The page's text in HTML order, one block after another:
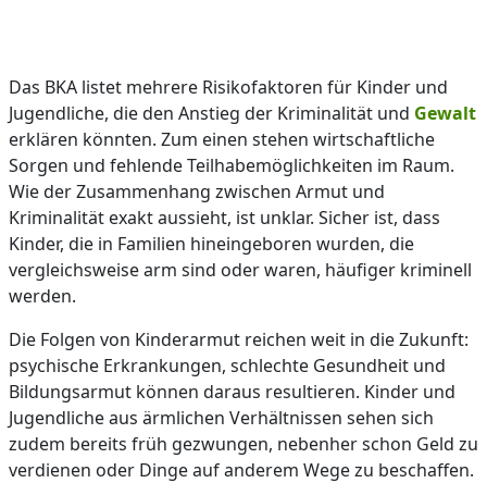
Das BKA listet mehrere Risikofaktoren für Kinder und
Jugendliche, die den Anstieg der Kriminalität und Gewalt
erklären könnten. Zum einen stehen wirtschaftliche
Sorgen und fehlende Teilhabemöglichkeiten im Raum.
Wie der Zusammenhang zwischen Armut und
Kriminalität exakt aussieht, ist unklar. Sicher ist, dass
Kinder, die in Familien hineingeboren wurden, die
vergleichsweise arm sind oder waren, häufiger kriminell
werden.
Die Folgen von Kinderarmut reichen weit in die Zukunft:
psychische Erkrankungen, schlechte Gesundheit und
Bildungsarmut können daraus resultieren. Kinder und
Jugendliche aus ärmlichen Verhältnissen sehen sich
zudem bereits früh gezwungen, nebenher schon Geld zu
verdienen oder Dinge auf anderem Wege zu beschaffen.